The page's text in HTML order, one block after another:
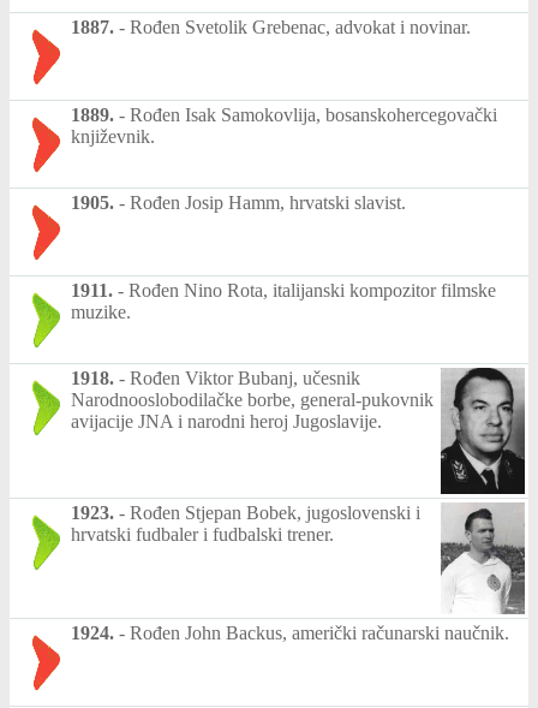
1887. - Rođen Svetolik Grebenac, advokat i novinar.
1889. - Rođen Isak Samokovlija, bosanskohercegovački
književnik.
1905. - Rođen Josip Hamm, hrvatski slavist.
1911. - Rođen Nino Rota, italijanski kompozitor filmske
muzike.
1918. - Rođen Viktor Bubanj, učesnik
Narodnooslobodilačke borbe, general-pukovnik
avijacije JNA i narodni heroj Jugoslavije.
1923. - Rođen Stjepan Bobek, jugoslovenski i
hrvatski fudbaler i fudbalski trener.
1924. - Rođen John Backus, američki računarski naučnik.